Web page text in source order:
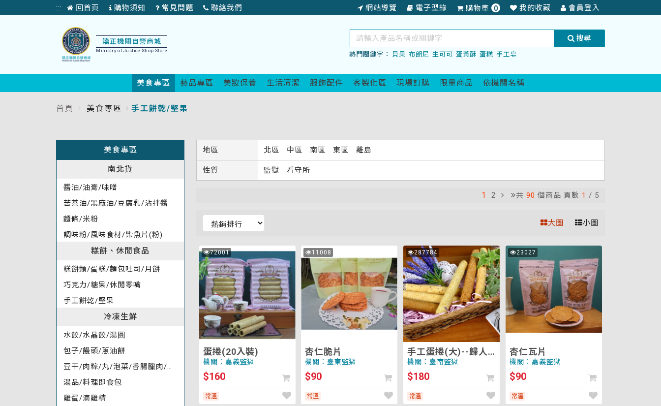
::: 回首頁 購物須知 常見問題 聯絡我們 網站導覽 電子型錄 購物車 0 項
商
我的收藏 會員登入
矯正機關自營商城
Ministry of Justice Shop Store
頁
鍵
字
詢
搜尋
熱門關鍵字： 貝果 布朗尼 生可可 蛋黃酥 蛋糕 手工皂
美食專區 藝品專區 美妝保養 生活清潔 服飾配件 客製化區 現場訂購 限量商品 依機關名稱
:::
首頁 美食專區 手工餅乾/堅果
美食專區
南北貨
醬油/油膏/味噌
苦茶油/黑麻油/豆腐乳/沾拌醬
麵條/米粉
調味粉/風味食材/柴魚片(粉)
糕餅、休閒食品
糕餅類/蛋糕/麵包吐司/月餅
巧克力/糖果/休閒零嘴
手工餅乾/堅果
冷凍生鮮
水餃/水晶餃/湯圓
包子/饅頭/蔥油餅
豆干/肉粽/丸/泡菜/香腸臘肉/天婦羅
湯品/料理即食包
雞蛋/滴雞精
地區 北區 中區 南區 東區 離島
性質 監獄 看守所
1 2 共 90 個商品 頁數 1 / 5
(變
更
選
項
後
將
重
新
載
入
頁
以
套
用
大圖 小圖
72001
次
瀏
覽
蛋
捲
(20
入
裝)
蛋捲(20入裝)
機關：嘉義監獄
$160
常溫
11008
次
瀏
覽
杏
仁
脆
片
杏仁脆片
機關：臺東監獄
$90
常溫
287784
次
瀏
覽
手
工
蛋
捲
(大)-
-
歸
人
莎
崙
烘
焙
坊
手工蛋捲(大)--歸人
莎崙烘焙坊
機關：臺南監獄
$180
常溫
23027
次
杏
片
杏仁瓦片
機關：嘉義監獄
$90
常溫